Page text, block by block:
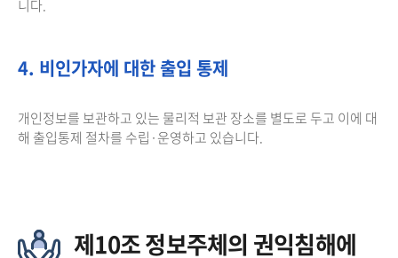
니다.
4. 비인가자에 대한 출입 통제
개인정보를 보관하고 있는 물리적 보관 장소를 별도로 두고 이에 대
해 출입통제 절차를 수립·운영하고 있습니다.
제10조 정보주체의 권익침해에